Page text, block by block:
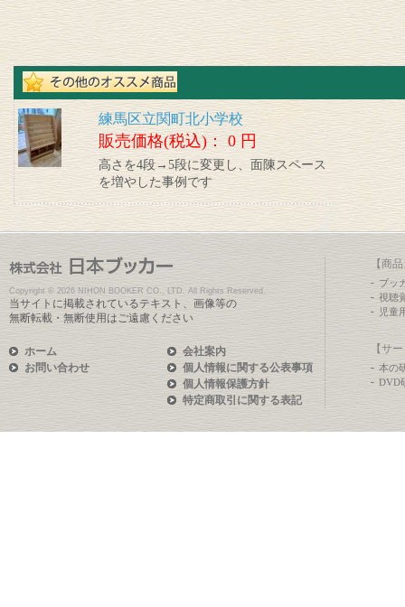
練馬区立関町北小学校
販売価格(税込)：0 円
高さを4段→5段に変更し、面陳スペース
を増やした事例です
Copyright © 2026 NIHON BOOKER CO., LTD. All Rights Reserved.
当サイトに掲載されているテキスト、画像等の
無断転載・無断使用はご遠慮ください
ホーム
お問い合わせ
会社案内
個人情報に関する公表事項
個人情報保護方針
特定商取引に関する表記
【商
ブッ
視聴
児童
【サ
本の
DVD